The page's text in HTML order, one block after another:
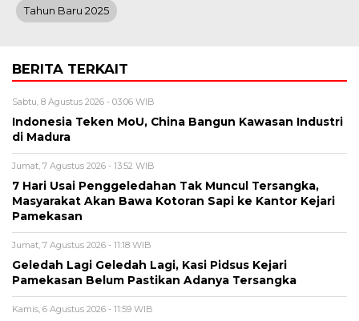
Tahun Baru 2025
BERITA TERKAIT
Sabtu, 8 Agustus 2026 - 03:06 WIB
Indonesia Teken MoU, China Bangun Kawasan Industri
di Madura
Jumat, 7 Agustus 2026 - 13:52 WIB
7 Hari Usai Penggeledahan Tak Muncul Tersangka,
Masyarakat Akan Bawa Kotoran Sapi ke Kantor Kejari
Pamekasan
Jumat, 7 Agustus 2026 - 11:18 WIB
Geledah Lagi Geledah Lagi, Kasi Pidsus Kejari
Pamekasan Belum Pastikan Adanya Tersangka
Kamis, 6 Agustus 2026 - 11:59 WIB